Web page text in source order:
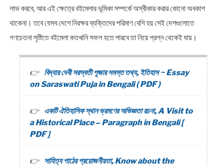
লাভ করবে, আর এই ক্ষেত্রে বইমেলার ভূমিকা সম্পর্কে অস্বীকার করার কোনো অবকাশ
থাকেনা। তবে যেসব দেশে নিরক্ষর ব্যক্তিদের পরিমাণ বেশি হয় সেই দেশগুলোতে
গণচেতনা সৃষ্টিতে বইমেলা কতখানি সফল হতে পারবে তা নিয়ে প্রশ্ন থেকেই যায়।
বিদ্যার দেবী সরস্বতী পূজার সমস্ত তথ্য, ইতিহাস ~ Essay
on Saraswati Puja in Bengali ( PDF )
একটি ঐতিহাসিক স্থান ভ্রমণের অভিজ্ঞতা রচনা, A Visit to
a Historical Place – Paragraph in Bengali [
PDF ]
সাহিত্য পাঠের প্রয়োজনীয়তা, Know about the